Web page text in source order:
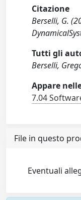
Citazione
Berselli, G.
Tutti gli
Berselli,
Appare
7.04
File in questo
Eventuali